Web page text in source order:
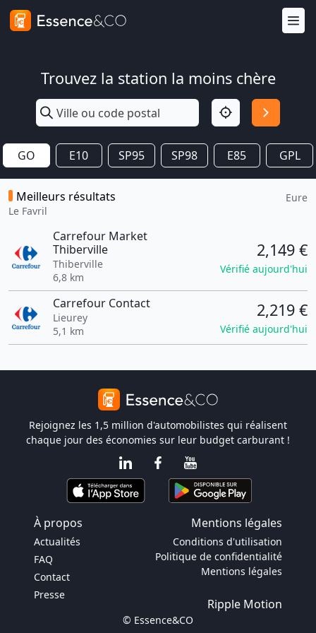
Trouvez la station la moins chère
GO E10 SP95 SP98 E85 GPL
Meilleurs résultats
Le Favril
Eure
Carrefour Market
Thiberville
Thiberville
6,8 km
2,149 €
Vérifié aujourd'hui
Carrefour Contact
Lieurey
5,1 km
2,219 €
Vérifié aujourd'hui
Rejoignez les 1,5 million d'automobilistes qui réalisent
chaque jour des économies sur leur budget carburant !
À propos Mentions légales
Actualités
FAQ
Contact
Presse
Conditions d'utilisation
Politique de confidentialité
Mentions légales
Ripple Motion
© Essence&CO